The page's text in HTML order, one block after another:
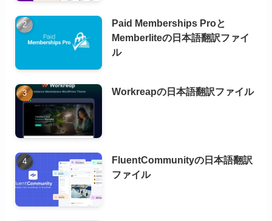
Paid Memberships Proと
Memberliteの日本語翻訳ファイ
ル
Workreapの日本語翻訳ファイル
FluentCommunityの日本語翻訳
ファイル